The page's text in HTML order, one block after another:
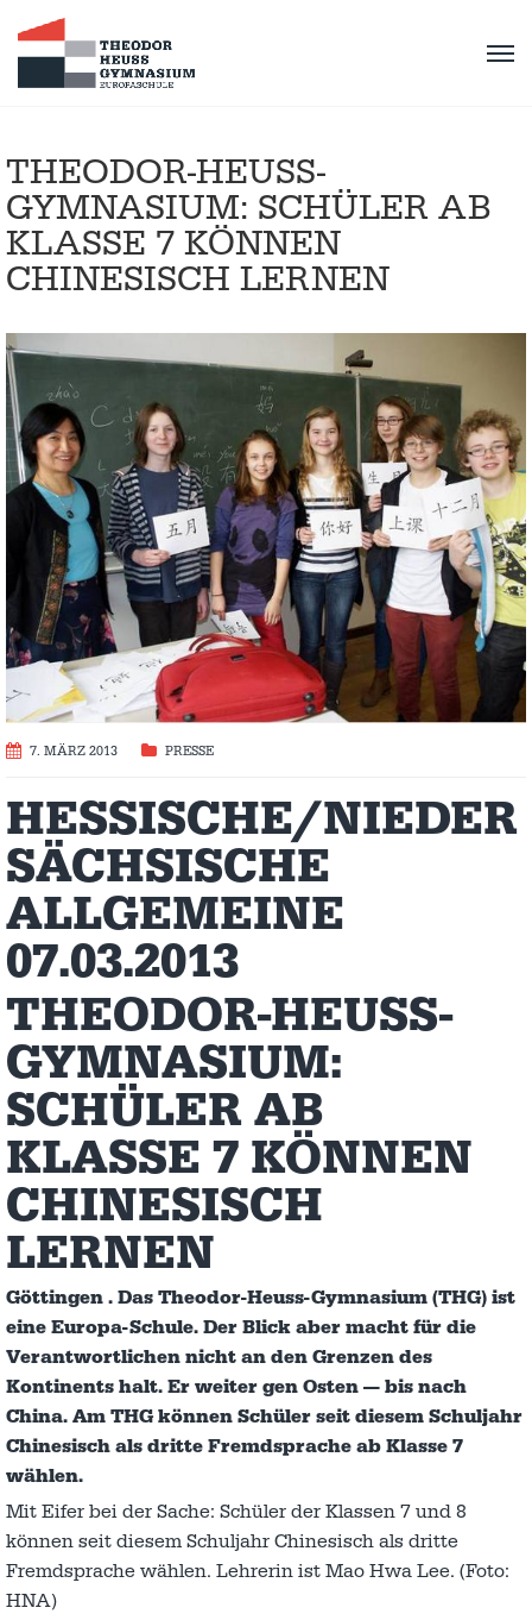
THEODOR-HEUSS-
GYMNASIUM: SCHÜLER AB
KLASSE 7 KÖNNEN
CHINESISCH LERNEN
7. MÄRZ 2013 PRESSE
HESSISCHE/NIEDER
SÄCHSISCHE
ALLGEMEINE
07.03.2013
THEODOR-HEUSS-
GYMNASIUM:
SCHÜLER AB
KLASSE 7 KÖNNEN
CHINESISCH
LERNEN
Göttingen . Das Theodor-Heuss-Gymnasium (THG) ist
eine Europa-Schule. Der Blick aber macht für die
Verantwortlichen nicht an den Grenzen des
Kontinents halt. Er weiter gen Osten — bis nach
China. Am THG können Schüler seit diesem Schuljahr
Chinesisch als dritte Fremdsprache ab Klasse 7
wählen.
Mit Eifer bei der Sache: Schüler der Klassen 7 und 8
können seit diesem Schuljahr Chinesisch als dritte
Fremdsprache wählen. Lehrerin ist Mao Hwa Lee. (Foto:
HNA)